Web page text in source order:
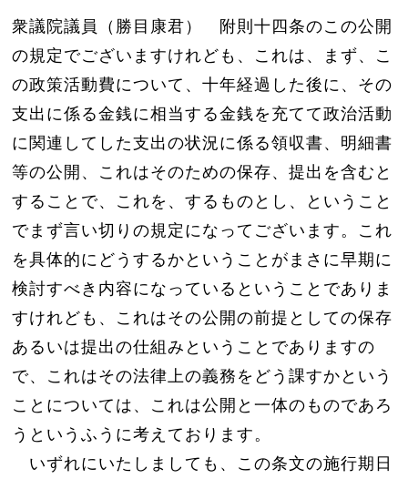
衆議院議員（勝目康君） 附則十四条のこの公開
の規定でございますけれども、これは、まず、こ
の政策活動費について、十年経過した後に、その
支出に係る金銭に相当する金銭を充てて政治活動
に関連してした支出の状況に係る領収書、明細書
等の公開、これはそのための保存、提出を含むと
することで、これを、するものとし、ということ
でまず言い切りの規定になってございます。これ
を具体的にどうするかということがまさに早期に
検討すべき内容になっているということでありま
すけれども、これはその公開の前提としての保存
あるいは提出の仕組みということでありますの
で、これはその法律上の義務をどう課すかという
ことについては、これは公開と一体のものであろ
うというふうに考えております。
いずれにいたしましても、この条文の施行期日